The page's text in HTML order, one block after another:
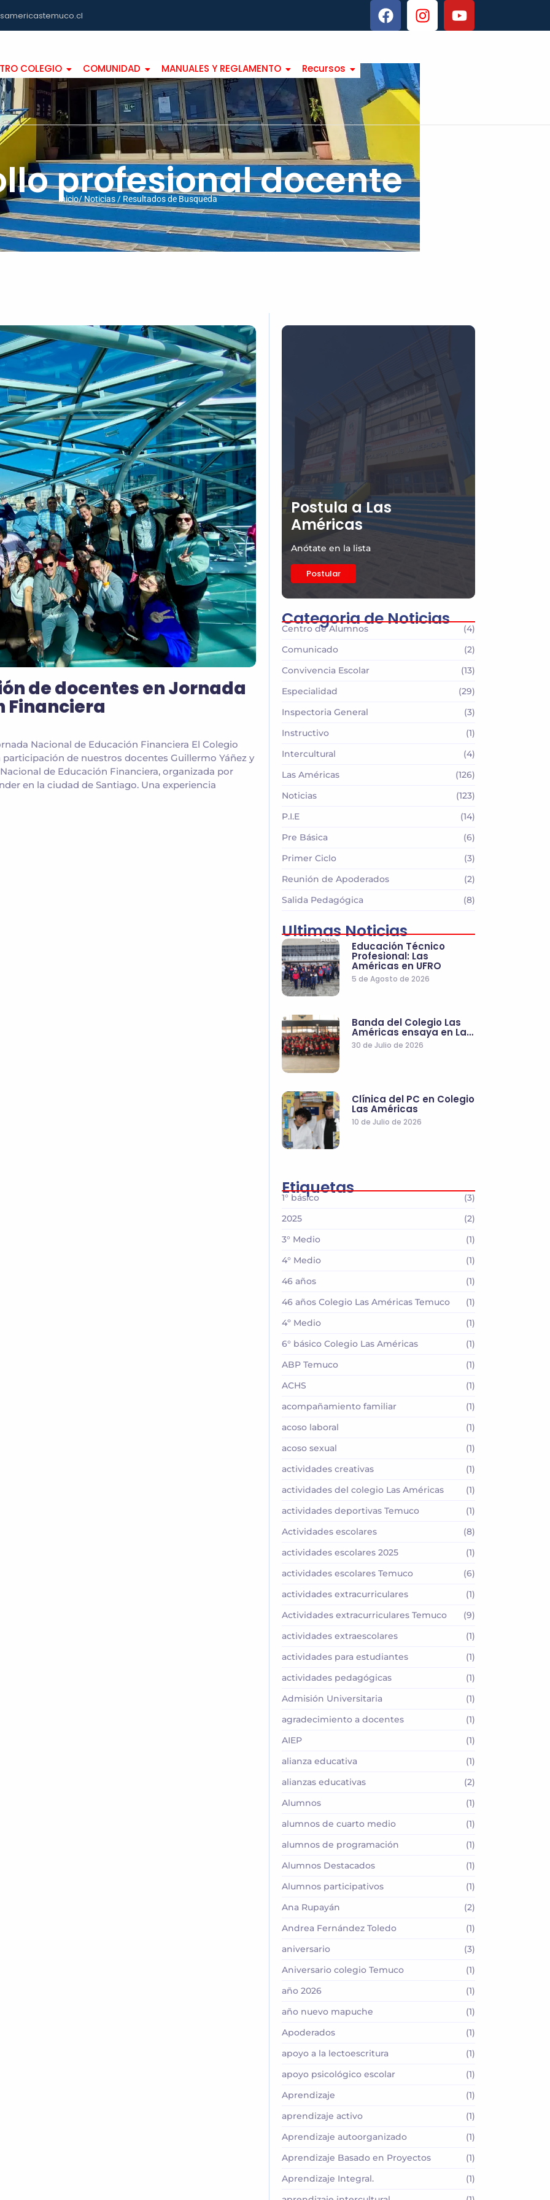
COLEGIO COMUNIDAD MANUALES Y REGLAMENTO Recursos
profesional docente
Inicio/ Noticias / Resultados de Busqueda
de docentes en Jornada
Financiera
Nacional de Educación Financiera El Colegio
de nuestros docentes Guillermo Yáñez y
de Educación Financiera, organizada por
en la ciudad de Santiago. Una experiencia
Postula a Las
Américas
Anótate en la lista
Postular
Categoria de Noticias
Centro de Alumnos
(4)
Comunicado
(2)
Convivencia Escolar
(13)
Especialidad
(29)
Inspectoria General
(3)
Instructivo
(1)
Intercultural
(4)
Las Américas
(126)
Noticias
(123)
P.I.E
(14)
Pre Básica
(6)
Primer Ciclo
(3)
Reunión de Apoderados
(2)
Salida Pedagógica
(8)
Ultimas Noticias
Educación Técnico
Profesional: Las
Américas en UFRO
5 de Agosto de 2026
Banda del Colegio Las
Américas ensaya en La…
30 de Julio de 2026
Clínica del PC en Colegio
Las Américas
10 de Julio de 2026
Etiquetas
1° básico
(3)
2025
(2)
3° Medio
(1)
4° Medio
(1)
46 años
(1)
46 años Colegio Las Américas Temuco
(1)
4º Medio
(1)
6° básico Colegio Las Américas
(1)
ABP Temuco
(1)
ACHS
(1)
acompañamiento familiar
(1)
acoso laboral
(1)
acoso sexual
(1)
actividades creativas
(1)
actividades del colegio Las Américas
(1)
actividades deportivas Temuco
(1)
Actividades escolares
(8)
actividades escolares 2025
(1)
actividades escolares Temuco
(6)
actividades extracurriculares
(1)
Actividades extracurriculares Temuco
(9)
actividades extraescolares
(1)
actividades para estudiantes
(1)
actividades pedagógicas
(1)
Admisión Universitaria
(1)
agradecimiento a docentes
(1)
AIEP
(1)
alianza educativa
(1)
alianzas educativas
(2)
Alumnos
(1)
alumnos de cuarto medio
(1)
alumnos de programación
(1)
Alumnos Destacados
(1)
Alumnos participativos
(1)
Ana Rupayán
(2)
Andrea Fernández Toledo
(1)
aniversario
(3)
Aniversario colegio Temuco
(1)
año 2026
(1)
año nuevo mapuche
(1)
Apoderados
(1)
apoyo a la lectoescritura
(1)
apoyo psicológico escolar
(1)
Aprendizaje
(1)
aprendizaje activo
(1)
Aprendizaje autoorganizado
(1)
Aprendizaje Basado en Proyectos
(1)
Aprendizaje Integral.
(1)